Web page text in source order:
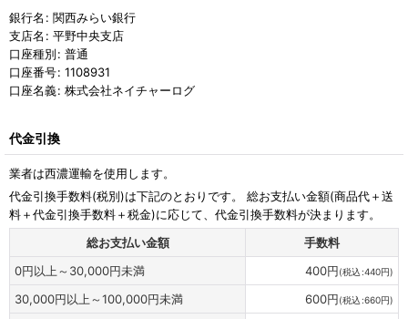
銀行名 : 関西みらい銀行
支店名 : 平野中央支店
口座種別: 普通
口座番号: 1108931
口座名義: 株式会社ネイチャーログ
代金引換
業者は西濃運輸を使用します。
代金引換手数料(税別)は下記のとおりです。 総お支払い金額(商品代＋送
料＋代金引換手数料＋税金)に応じて、代金引換手数料が決まります。
総お支払い金額
手数料
0円以上～30,000円未満 400円(税込:440円)
30,000円以上～100,000円未満 600円(税込:660円)